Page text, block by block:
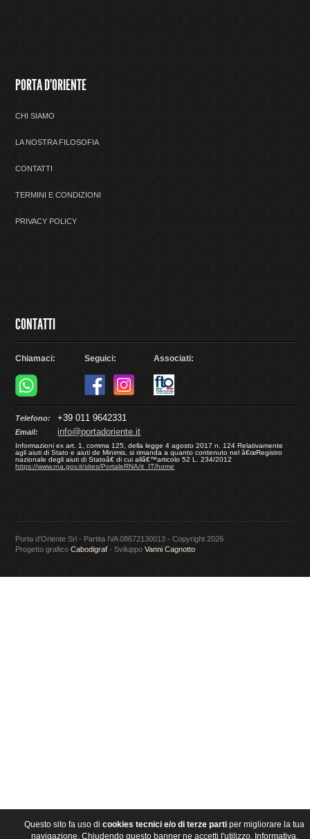
Questo sito fa uso di cookies tecnici e/o di terze parti per migliorare la tua
navigazione. Chiudendo questo banner ne accetti l'utilizzo. Informativa.
PORTA D'ORIENTE
CHI SIAMO
LA NOSTRA FILOSOFIA
CONTATTI
TERMINI E CONDIZIONI
PRIVACY POLICY
CONTATTI
Chiamaci: Seguici: Associati:
Telefono: +39 011 9642331
Email: info@portadoriente.it
Informazioni ex art. 1, comma 125, della legge 4 agosto 2017 n. 124 Relativamente
agli aiuti di Stato e aiuti de Minimis, si rimanda a quanto contenuto nel â€œRegistro
nazionale degli aiuti di Statoâ€ di cui allâ€™articolo 52 L. 234/2012
https://www.rna.gov.it/sites/PortaleRNA/it_IT/home
Porta d'Oriente Srl - Partita IVA 08672130013 - Copyright 2026
Progetto graficoCabodigraf - SviluppoVanni Cagnotto